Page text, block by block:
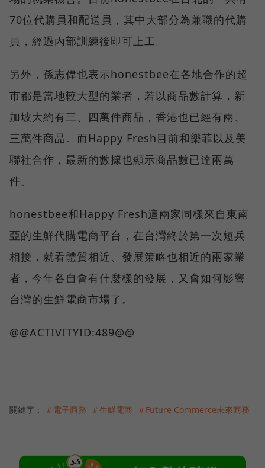
70位代購員和配送員，其中大部分為兼職的代購
員，經過內部訓練後即可上工。
另外，孫志偉也表示honestbee在各地合作的超
市都是當地較大型的業者，若以商品數計算，新
加坡大約有三、四萬件商品，香港也已經有兩、
三萬件商品。而Happy Fresh目前和樂菲以及美
聯社合作，最新的數據也顯示商品數已達兩萬
件。
honestbee和Happy Fresh這兩家同樣來自東南
亞的生鮮代購電商平台，在台灣終於第一次短兵
相接，就看體質相近、發展策略也相近的兩家業
者，今年各自會有什麼樣的發展，又會如何影響
台灣的生鮮電商市場了。
@@ACTIVITYID:489@@
關鍵字： ＃電子商務 ＃生鮮電商 ＃Future Commerce未來商務